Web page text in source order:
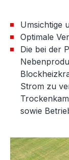
Umsichtige
Optimale
Die bei der
Strom zu
sowie